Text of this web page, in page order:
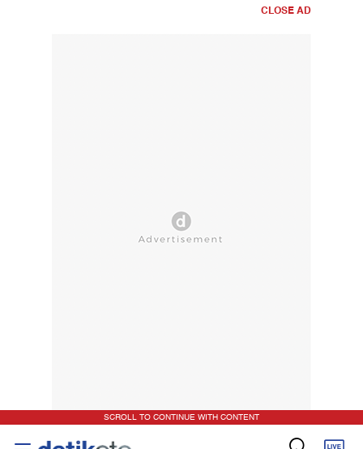
CLOSE AD
SCROLL TO CONTINUE WITH CONTENT